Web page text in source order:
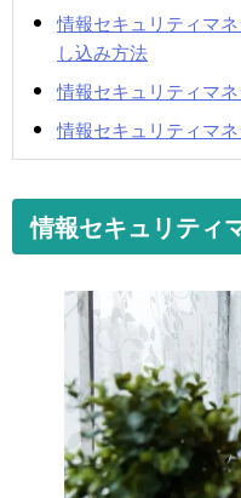
情報セキュリティマ
し込み方法
情報セキュリティマ
情報セキュリティマ
情報セキュリティ